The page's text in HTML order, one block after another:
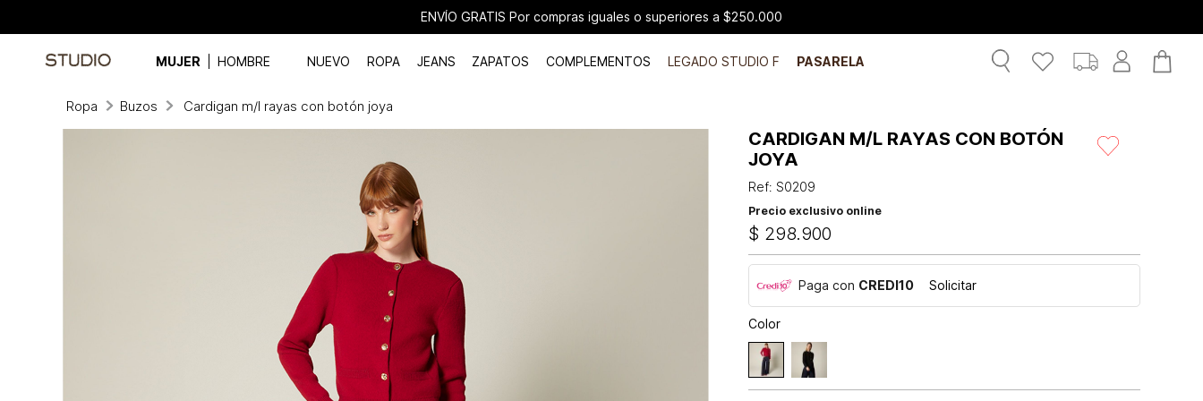
ENVÍO GRATIS Por compras iguales o superiores a $250.000
MUJER HOMBRE NUEVO ROPA JEANS ZAPATOS COMPLEMENTOS LEGADO STUDIO F PASARELA
Ropa Buzos Cardigan m/l rayas con botón joya
CARDIGAN M/L RAYAS CON BOTÓN
JOYA
Ref:S0209
Precio exclusivo online
$ 298.900
Paga con CREDI10 Solicitar
Color